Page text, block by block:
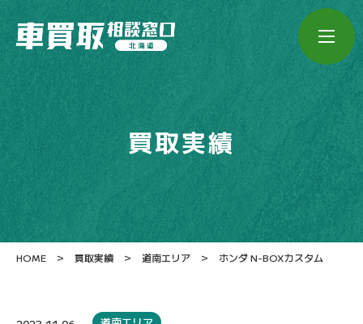
買取実績
HOME > 買取実績 > 道南エリア > ホンダ N-BOXカスタム